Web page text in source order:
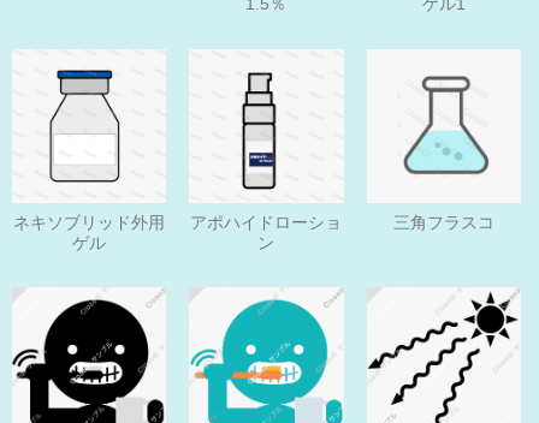
1.5％
ゲル1
ネキソブリッド外用
ゲル
アポハイドローショ
ン
三角フラスコ